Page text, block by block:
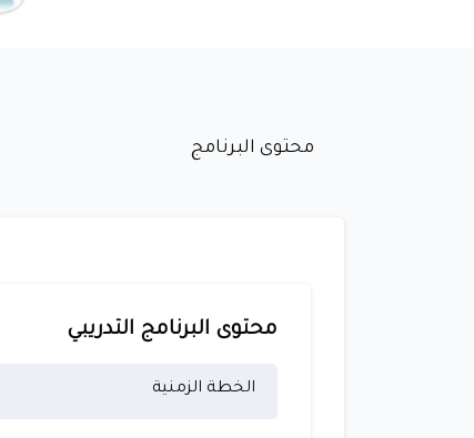
محتوى البرنامج
محتوى البرنامج التدريبي
الخطة الزمنية